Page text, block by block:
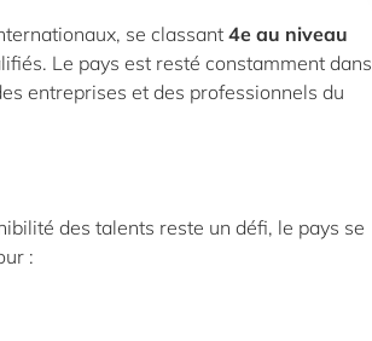
se classant 4e au niveau
Le pays est resté constamment dans
entreprises et des professionnels du
des talents reste un défi, le pays se
: